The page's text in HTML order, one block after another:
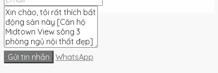
Cho Thuê
Gửi tin nhắn WhatsApp